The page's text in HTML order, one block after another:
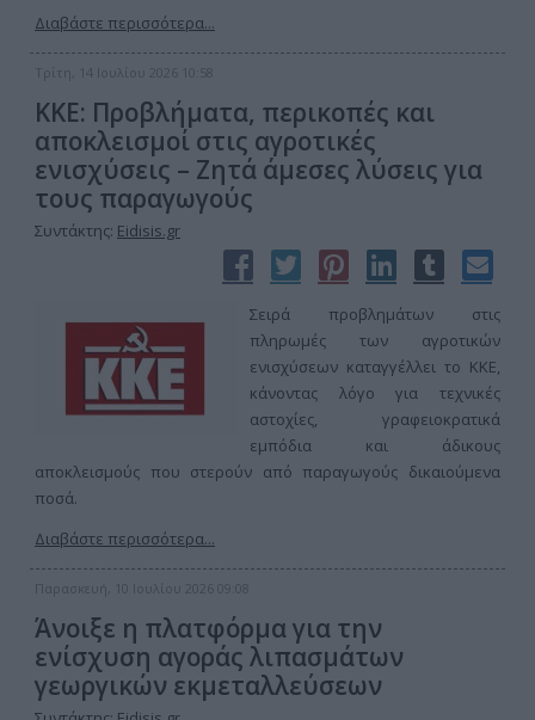
Διαβάστε περισσότερα...
Τρίτη, 14 Ιουλίου 2026 10:58
ΚΚΕ: Προβλήματα, περικοπές και
αποκλεισμοί στις αγροτικές
ενισχύσεις – Ζητά άμεσες λύσεις για
τους παραγωγούς
Συντάκτης: Eidisis.gr
Σειρά προβλημάτων στις
πληρωμές των αγροτικών
ενισχύσεων καταγγέλλει το ΚΚΕ,
κάνοντας λόγο για τεχνικές
αστοχίες, γραφειοκρατικά
εμπόδια και άδικους
αποκλεισμούς που στερούν από παραγωγούς δικαιούμενα
ποσά.
Διαβάστε περισσότερα...
Παρασκευή, 10 Ιουλίου 2026 09:08
Άνοιξε η πλατφόρμα για την
ενίσχυση αγοράς λιπασμάτων
γεωργικών εκμεταλλεύσεων